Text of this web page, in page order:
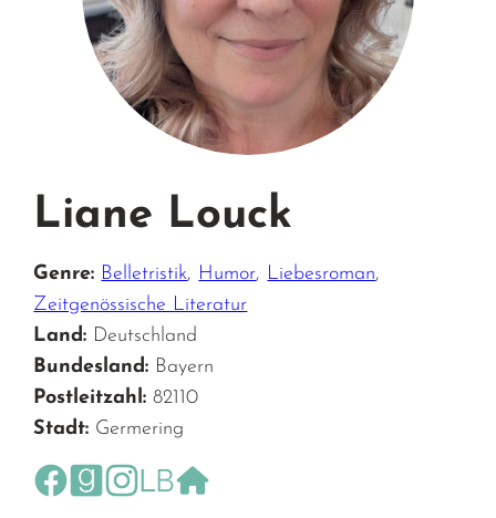
Liane Louck
Genre: Belletristik, Humor, Liebesroman,
Zeitgenössische Literatur
Land: Deutschland
Bundesland: Bayern
Postleitzahl: 82110
Stadt: Germering
https://www.facebook.com/
https://www.goodreads.com/author/show/
https://www.instagram.com/
https://www.lovelybooks.de/autor/